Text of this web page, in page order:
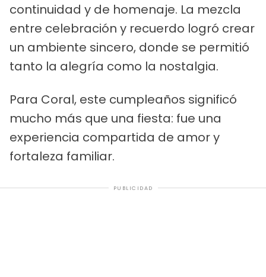
continuidad y de homenaje. La mezcla
entre celebración y recuerdo logró crear
un ambiente sincero, donde se permitió
tanto la alegría como la nostalgia.
Para Coral, este cumpleaños significó
mucho más que una fiesta: fue una
experiencia compartida de amor y
fortaleza familiar.
PUBLICIDAD